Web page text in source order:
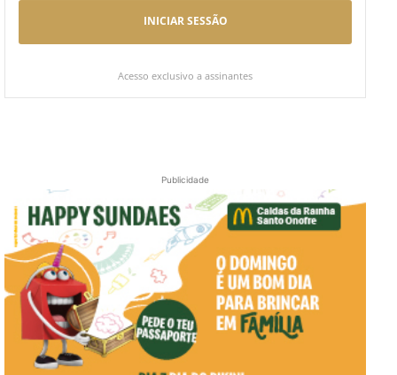
INICIAR SESSÃO
Acesso exclusivo a assinantes
Publicidade